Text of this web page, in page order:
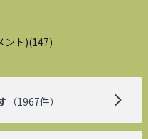
ント)(147)
（1967件）